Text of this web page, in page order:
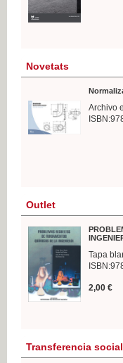
Novetats
Archivo
Outlet
Tapa
2,00 €
Transferencia social